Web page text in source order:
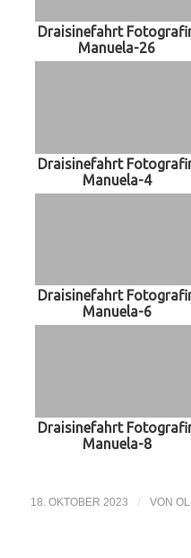
Draisinefahrt
Manuela-26
Draisinefahrt
Manuela-4
Draisinefahrt
Manuela-6
Draisinefahrt
Manuela-8
18. OKTOBER 2023 / VON